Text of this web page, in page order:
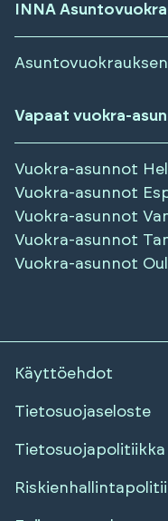
INNA
Vapaat vuokra-
Vuokra-asunnot
Vuokra-asunnot
Vuokra-asunnot
Vuokra-asunnot
Vuokra-asunnot
Käyttöehdot
Tietosuojaseloste
Tietosuojapolitiikka